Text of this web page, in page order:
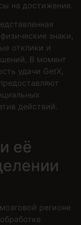
на достижение.
знаки,
отклики и
В момент
удачи GetX,
действий.
её
регионе